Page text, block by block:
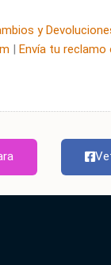
y
| Envía tu reclamo